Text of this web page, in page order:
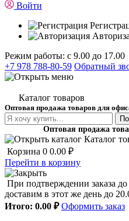
Войти
Режим работы: с 9.00 до 17.00
+7 978 788-80-59 Обратный
Каталог товаров
Оптовая продажа товаров для
Оптовая продажа
Каталог
Корзина 0 0.00 ₽
Перейти в корзину
При подтверждении заказа
доставим в этот же день до
Итого: 0.00 ₽ Оформить заказ